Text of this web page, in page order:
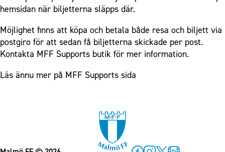
hemsidan när biljetterna släpps där.
Möjlighet finns att köpa och betala både resa och biljett via
postgiro för att sedan få biljetterna skickade per post.
Kontakta MFF Supports butik för mer information.
Läs ännu mer på MFF Supports sida